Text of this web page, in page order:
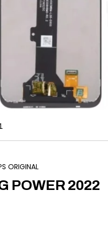
ORIGINAL
POWER 2022